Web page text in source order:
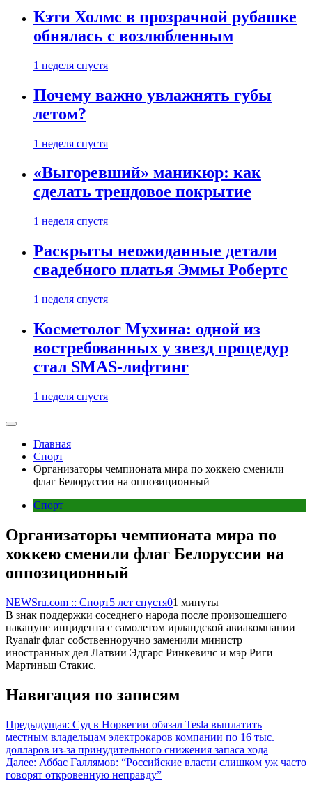
Кэти Холмс в прозрачной рубашке
обнялась с возлюбленным
1 неделя спустя
Почему важно увлажнять губы
летом?
1 неделя спустя
«Выгоревший» маникюр: как
сделать трендовое покрытие
1 неделя спустя
Раскрыты неожиданные детали
свадебного платья Эммы Робертс
1 неделя спустя
Косметолог Мухина: одной из
востребованных у звезд процедур
стал SMAS-лифтинг
1 неделя спустя
Главная
Спорт
Организаторы чемпионата мира по хоккею сменили
флаг Белоруссии на оппозиционный
Спорт
Организаторы чемпионата мира по
хоккею сменили флаг Белоруссии на
оппозиционный
NEWSru.com :: Спорт5 лет спустя01 минуты
В знак поддержки соседнего народа после произошедшего
накануне инцидента с самолетом ирландской авиакомпании
Ryanair флаг собственноручно заменили министр
иностранных дел Латвии Эдгарс Ринкевичс и мэр Риги
Мартиньш Стакис.
Навигация по записям
Предыдущая: Суд в Норвегии обязал Tesla выплатить
местным владельцам электрокаров компании по 16 тыс.
долларов из-за принудительного снижения запаса хода
Далее: Аббас Галлямов: “Российские власти слишком уж часто
говорят откровенную неправду”